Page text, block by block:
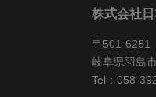
株式会社
〒501-6251
岐阜県羽島
Tel：058-